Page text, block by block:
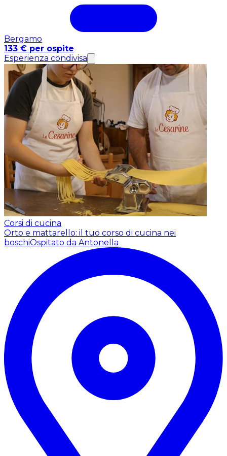
Bergamo
133 € per ospite
Esperienza condivisa
Corsi di cucina
Orto e mattarello: il tuo corso di cucina nei
boschiOspitato da Antonella